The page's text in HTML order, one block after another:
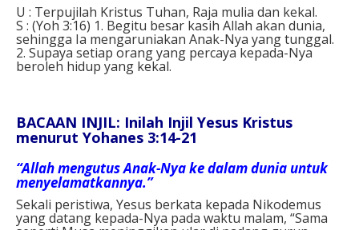
U : Terpujilah Kristus Tuhan, Raja mulia dan kekal.
S : (Yoh 3:16) 1. Begitu besar kasih Allah akan dunia,
sehingga Ia mengaruniakan Anak-Nya yang tunggal.
2. Supaya setiap orang yang percaya kepada-Nya
beroleh hidup yang kekal.
BACAAN INJIL: Inilah Injil Yesus Kristus
menurut Yohanes 3:14-21
“Allah mengutus Anak-Nya ke dalam dunia untuk
menyelamatkannya.”
Sekali peristiwa, Yesus berkata kepada Nikodemus
yang datang kepada-Nya pada waktu malam, “Sama